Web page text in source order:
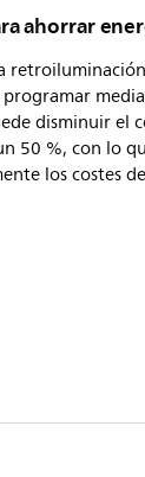
ahorrar
disminuir el
50 %, con lo
los costes de